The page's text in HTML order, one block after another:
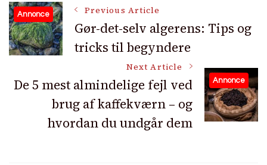
Post
Navigation
Annonce Previous Article
Gør-det-selv algerens: Tips og
tricks til begyndere
Annonce
Next Article
De 5 mest almindelige fejl ved
brug af kaffekværn – og
hvordan du undgår dem